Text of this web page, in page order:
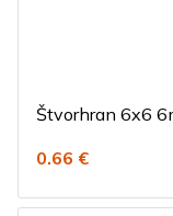
Štvorhran 6x6
0.66 €